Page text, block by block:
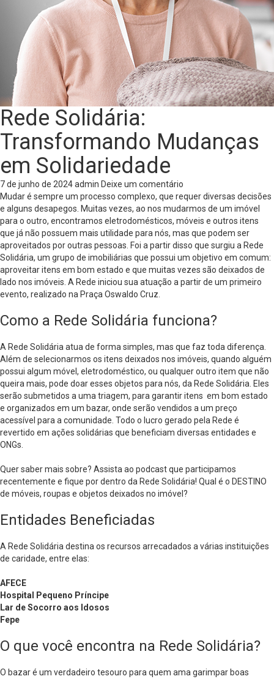
Rede Solidária:
Transformando Mudanças
em Solidariedade
7 de junho de 2024admin Deixe um comentário
Mudar é sempre um processo complexo, que requer diversas decisões
e alguns desapegos. Muitas vezes, ao nos mudarmos de um imóvel
para o outro, encontramos eletrodomésticos, móveis e outros itens
que já não possuem mais utilidade para nós, mas que podem ser
aproveitados por outras pessoas. Foi a partir disso que surgiu a Rede
Solidária, um grupo de imobiliárias que possui um objetivo em comum:
aproveitar itens em bom estado e que muitas vezes são deixados de
lado nos imóveis. A Rede iniciou sua atuação a partir de um primeiro
evento, realizado na Praça Oswaldo Cruz.
Como a Rede Solidária funciona?
A Rede Solidária atua de forma simples, mas que faz toda diferença.
Além de selecionarmos os itens deixados nos imóveis, quando alguém
possui algum móvel, eletrodoméstico, ou qualquer outro item que não
queira mais, pode doar esses objetos para nós, da Rede Solidária. Eles
serão submetidos a uma triagem, para garantir itens em bom estado
e organizados em um bazar, onde serão vendidos a um preço
acessível para a comunidade. Todo o lucro gerado pela Rede é
revertido em ações solidárias que beneficiam diversas entidades e
ONGs.
Quer saber mais sobre? Assista ao podcast que participamos
recentemente e fique por dentro da Rede Solidária! Qual é o DESTINO
de móveis, roupas e objetos deixados no imóvel?
Entidades Beneficiadas
A Rede Solidária destina os recursos arrecadados a várias instituições
de caridade, entre elas:
AFECE
Hospital Pequeno Príncipe
Lar de Socorro aos Idosos
Fepe
O que você encontra na Rede Solidária?
O bazar é um verdadeiro tesouro para quem ama garimpar boas